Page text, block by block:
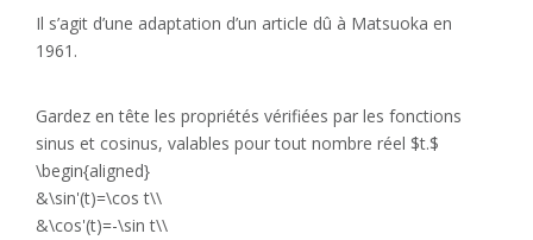
Il s’agit d’une adaptation d’un article dû à Matsuoka en
1961.
Gardez en tête les propriétés vérifiées par les fonctions
sinus et cosinus, valables pour tout nombre réel $t.$
\begin{aligned}
&\sin'(t)=\cos t\\
&\cos'(t)=-\sin t\\